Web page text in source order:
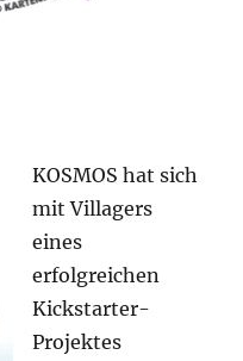
KOSMOS hat sich
mit Villagers
eines
erfolgreichen
Kickstarter-
Projektes